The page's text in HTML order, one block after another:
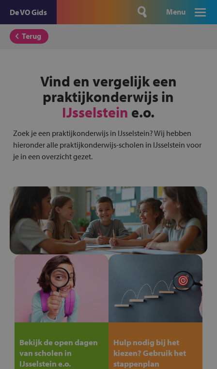
De VO Gids Menu
Terug
Vind en vergelijk een
praktijkonderwijs in
IJsselstein e.o.
Zoek je een praktijkonderwijs in IJsselstein? Wij hebben
hieronder alle praktijkonderwijs-scholen in IJsselstein voor
je in een overzicht gezet.
Bekijk de open dagen
van scholen in
IJsselstein e.o.
Hulp nodig bij het
kiezen? Gebruik het
stappenplan